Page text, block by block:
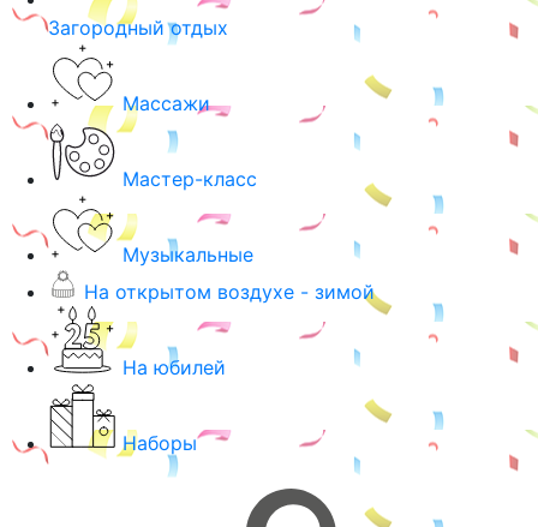
Загородный отдых
Массажи
Мастер-класс
Музыкальные
На открытом воздухе - зимой
На юбилей
Наборы